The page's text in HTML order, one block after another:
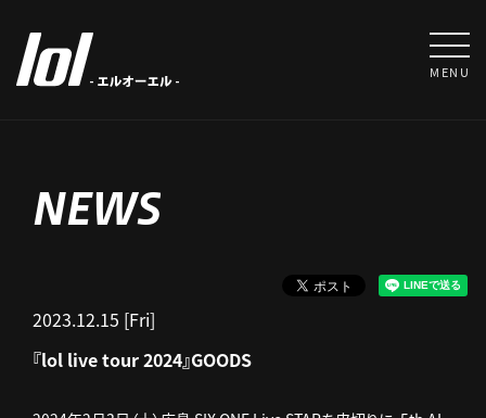
MENU
NEWS
2023.12.15 [Fri]
『lol live tour 2024』GOODS